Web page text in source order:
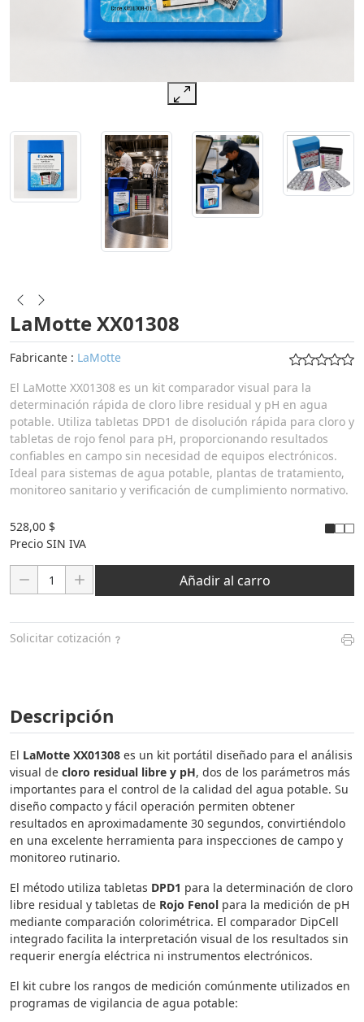
LaMotte XX01308
Fabricante : LaMotte
El LaMotte XX01308 es un kit comparador visual para la
determinación rápida de cloro libre residual y pH en agua
potable. Utiliza tabletas DPD1 de disolución rápida para cloro y
tabletas de rojo fenol para pH, proporcionando resultados
confiables en campo sin necesidad de equipos electrónicos.
Ideal para sistemas de agua potable, plantas de tratamiento,
monitoreo sanitario y verificación de cumplimiento normativo.
528,00 $
Precio SIN IVA
Cantidad:
Añadir al carro
Solicitar cotización
Descripción
El LaMotte XX01308 es un kit portátil diseñado para el análisis
visual de cloro residual libre y pH, dos de los parámetros más
importantes para el control de la calidad del agua potable. Su
diseño compacto y fácil operación permiten obtener
resultados en aproximadamente 30 segundos, convirtiéndolo
en una excelente herramienta para inspecciones de campo y
monitoreo rutinario.
El método utiliza tabletas DPD1 para la determinación de cloro
libre residual y tabletas de Rojo Fenol para la medición de pH
mediante comparación colorimétrica. El comparador DipCell
integrado facilita la interpretación visual de los resultados sin
requerir energía eléctrica ni instrumentos electrónicos.
El kit cubre los rangos de medición comúnmente utilizados en
programas de vigilancia de agua potable: